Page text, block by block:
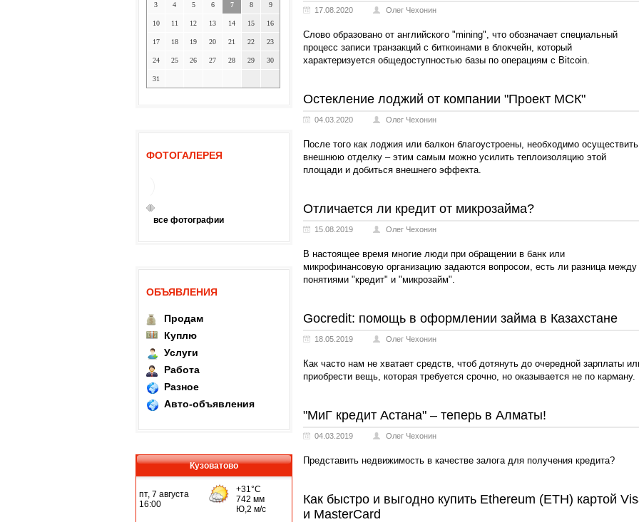
3 4 5 6 7 8 9
10 11 12 13 14 15 16
17 18 19 20 21 22 23
24 25 26 27 28 29 30
31
ФОТОГАЛЕРЕЯ
все фотографии
ОБЪЯВЛЕНИЯ
Продам
Куплю
Услуги
Работа
Разное
Авто-объявления
Кузоватово
17.08.2020 Олег Чехонин
Слово образовано от английского "mining", что обозначает специальный
процесс записи транзакций с биткоинами в блокчейн, который
характеризуется общедоступностью базы по операциям с Bitcoin.
Остекление лоджий от компании "Проект МСК"
04.03.2020 Олег Чехонин
После того как лоджия или балкон благоустроены, необходимо осуществить
внешнюю отделку – этим самым можно усилить теплоизоляцию этой
площади и добиться внешнего эффекта.
Отличается ли кредит от микрозайма?
15.08.2019 Олег Чехонин
В настоящее время многие люди при обращении в банк или
микрофинансовую организацию задаются вопросом, есть ли разница между
понятиями "кредит" и "микрозайм".
Gocredit: помощь в оформлении займа в Казахстане
18.05.2019 Олег Чехонин
Как часто нам не хватает средств, чтоб дотянуть до очередной зарплаты
приобрести вещь, которая требуется срочно, но оказывается не по карману.
"МиГ кредит Астана" – теперь в Алматы!
04.03.2019 Олег Чехонин
Представить недвижимость в качестве залога для получения кредита?
Как быстро и выгодно купить Ethereum (ETH) картой
и MasterCard